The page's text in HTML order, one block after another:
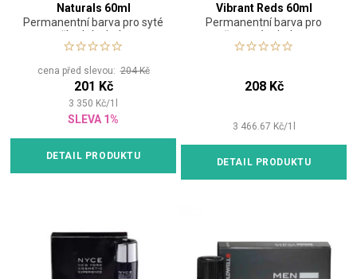
Naturals 60ml
Permanentní barva pro syté
přírodní odstíny
cena před slevou:204 Kč
201 Kč
3 350 Kč/1
SLEVA 1%
DETAIL PRODUKTU
Vibrant Reds 60ml
Permanentní barva pro
červené odstíny
208 Kč
3 466.67 Kč/1
DETAIL PRODUKTU